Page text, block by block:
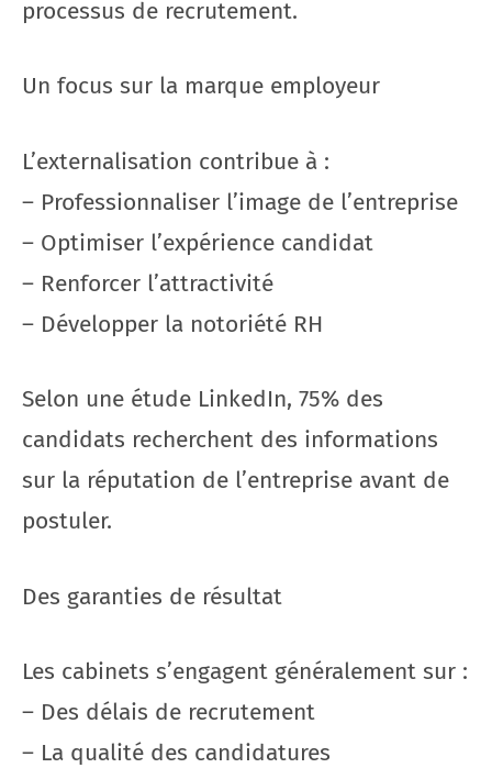
processus de recrutement.
Un focus sur la marque employeur
L’externalisation contribue à :
– Professionnaliser l’image de l’entreprise
– Optimiser l’expérience candidat
– Renforcer l’attractivité
– Développer la notoriété RH
Selon une étude LinkedIn, 75% des
candidats recherchent des informations
sur la réputation de l’entreprise avant de
postuler.
Des garanties de résultat
Les cabinets s’engagent généralement sur :
– Des délais de recrutement
– La qualité des candidatures